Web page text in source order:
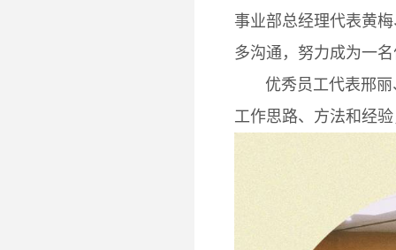
事业部总经理代表黄
多沟通，努力成为一
优秀员工代表邢丽
工作思路、方法和经